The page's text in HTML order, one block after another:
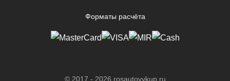
Форматы расчёта
© 2017 - 2026 rosautovykup.ru